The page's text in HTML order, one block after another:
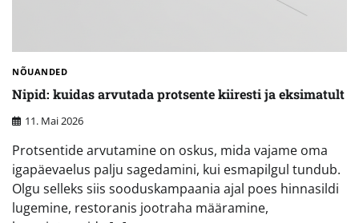
NÕUANDED
Nipid: kuidas arvutada protsente kiiresti ja eksimatult
11. Mai 2026
Protsentide arvutamine on oskus, mida vajame oma
igapäevaelus palju sagedamini, kui esmapilgul tundub.
Olgu selleks siis sooduskampaania ajal poes hinnasildi
lugemine, restoranis jootraha määramine,